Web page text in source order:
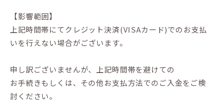
【影響範囲】
上記時間帯にてクレジット決済(VISAカード)でのお支払
いを行えない場合がございます。
申し訳ございませんが、上記時間帯を避けての
お手続きもしくは、その他お支払方法でのご入金をご検
討ください。